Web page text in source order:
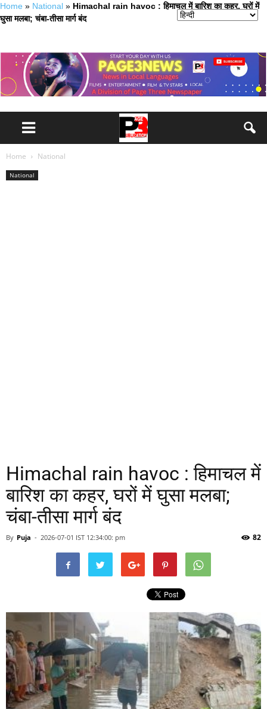
Home » National » Himachal rain havoc : हिमाचल में बारिश का कहर, घरों में
घुसा मलबा; चंबा-तीसा मार्ग बंद
Home National
National
Himachal rain havoc : हिमाचल में
बारिश का कहर, घरों में घुसा मलबा;
चंबा-तीसा मार्ग बंद
By Puja - 2026-07-01 IST 12:34:00: pm 82